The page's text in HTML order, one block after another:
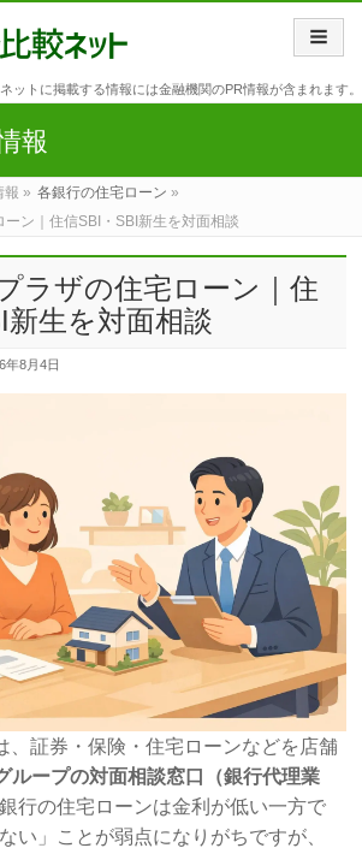
ットに掲載する情報には金融機関のPR情報が含まれます。
報
報 » 各銀行の住宅ローン »
ン｜住信SBI・SBI新生を対面相談
ラザの住宅ローン｜住
新生を対面相談
年8月4日
、証券・保険・住宅ローンなどを店舗
ループの対面相談窓口（銀行代理業
行の住宅ローンは金利が低い一方で
い」ことが弱点になりがちですが、